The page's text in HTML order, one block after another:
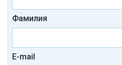
Фамилия
E-mail